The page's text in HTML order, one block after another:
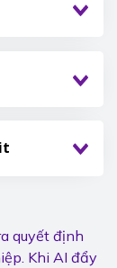
quyết định
Khi AI đẩy